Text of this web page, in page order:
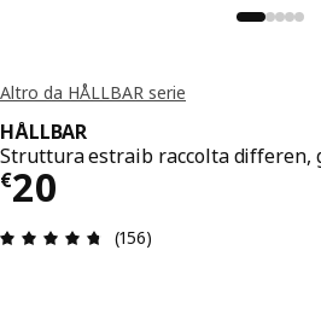
Altro da HÅLLBAR serie
HÅLLBAR
Struttura estraib raccolta differen,
€20
Prezzo € 20
Recensione: 4.7 di 5
(156)